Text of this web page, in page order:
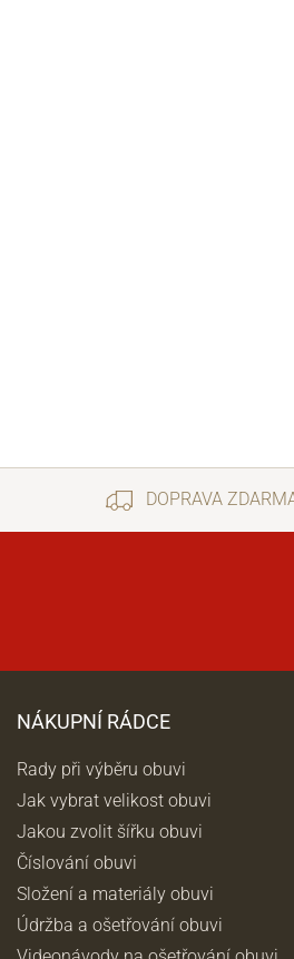
DOPRAVA
NÁKUPNÍ RÁDCE
Rady při výběru obuvi
Jak vybrat velikost obuvi
Jakou zvolit šířku obuvi
Číslování obuvi
Složení a materiály obuvi
Údržba a ošetřování obuvi